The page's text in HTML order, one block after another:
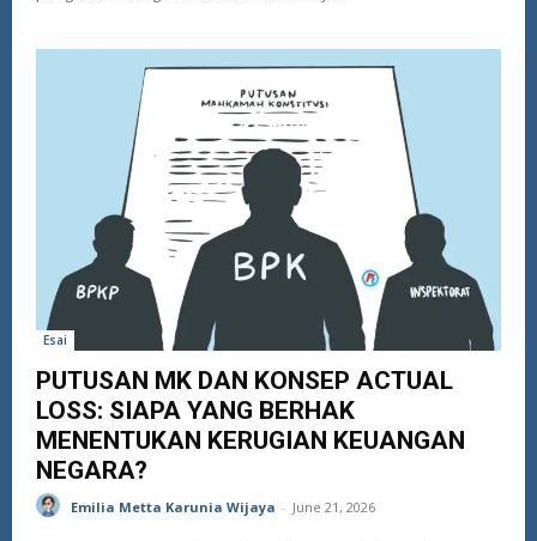
Esai
PUTUSAN MK DAN KONSEP ACTUAL
LOSS: SIAPA YANG BERHAK
MENENTUKAN KERUGIAN KEUANGAN
NEGARA?
Emilia Metta Karunia Wijaya - June 21, 2026